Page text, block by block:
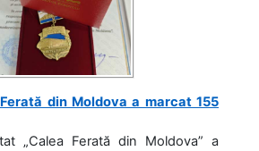
din Moldova a marcat 155
„Calea Ferată din Moldova” a